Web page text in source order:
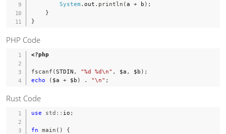
System . out . println (a + b ) ;
}
}
PHP Code
<?php
fscanf (STDIN , "%d %d\n" , $a , $b ) ;
echo
( $a + $b ) . "\n" ;
Rust Code
use std :: io ;
fn main ( )
{